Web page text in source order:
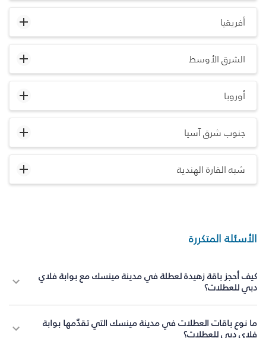
أفريقيا
الشرق الأوسط
أوروبا
جنوب شرق آسيا
شبه القارة الهندية
الأسئلة المتكررة
كيف أحجز باقة زهيدة لعطلة في مدينة مينسك مع بوابة فلاي
دبي للعطلات؟
ما نوع باقات العطلات في مدينة مينسك التي تقدّمها بوابة
فلاي دبي للعطلات؟